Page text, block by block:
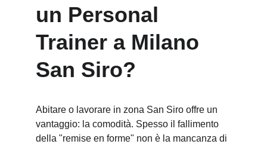
un Personal
Trainer a Milano
San Siro?
Abitare o lavorare in zona San Siro offre un
vantaggio: la comodità. Spesso il fallimento
della "remise en forme" non è la mancanza di